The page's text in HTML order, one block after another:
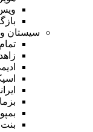
سیستان
بنت